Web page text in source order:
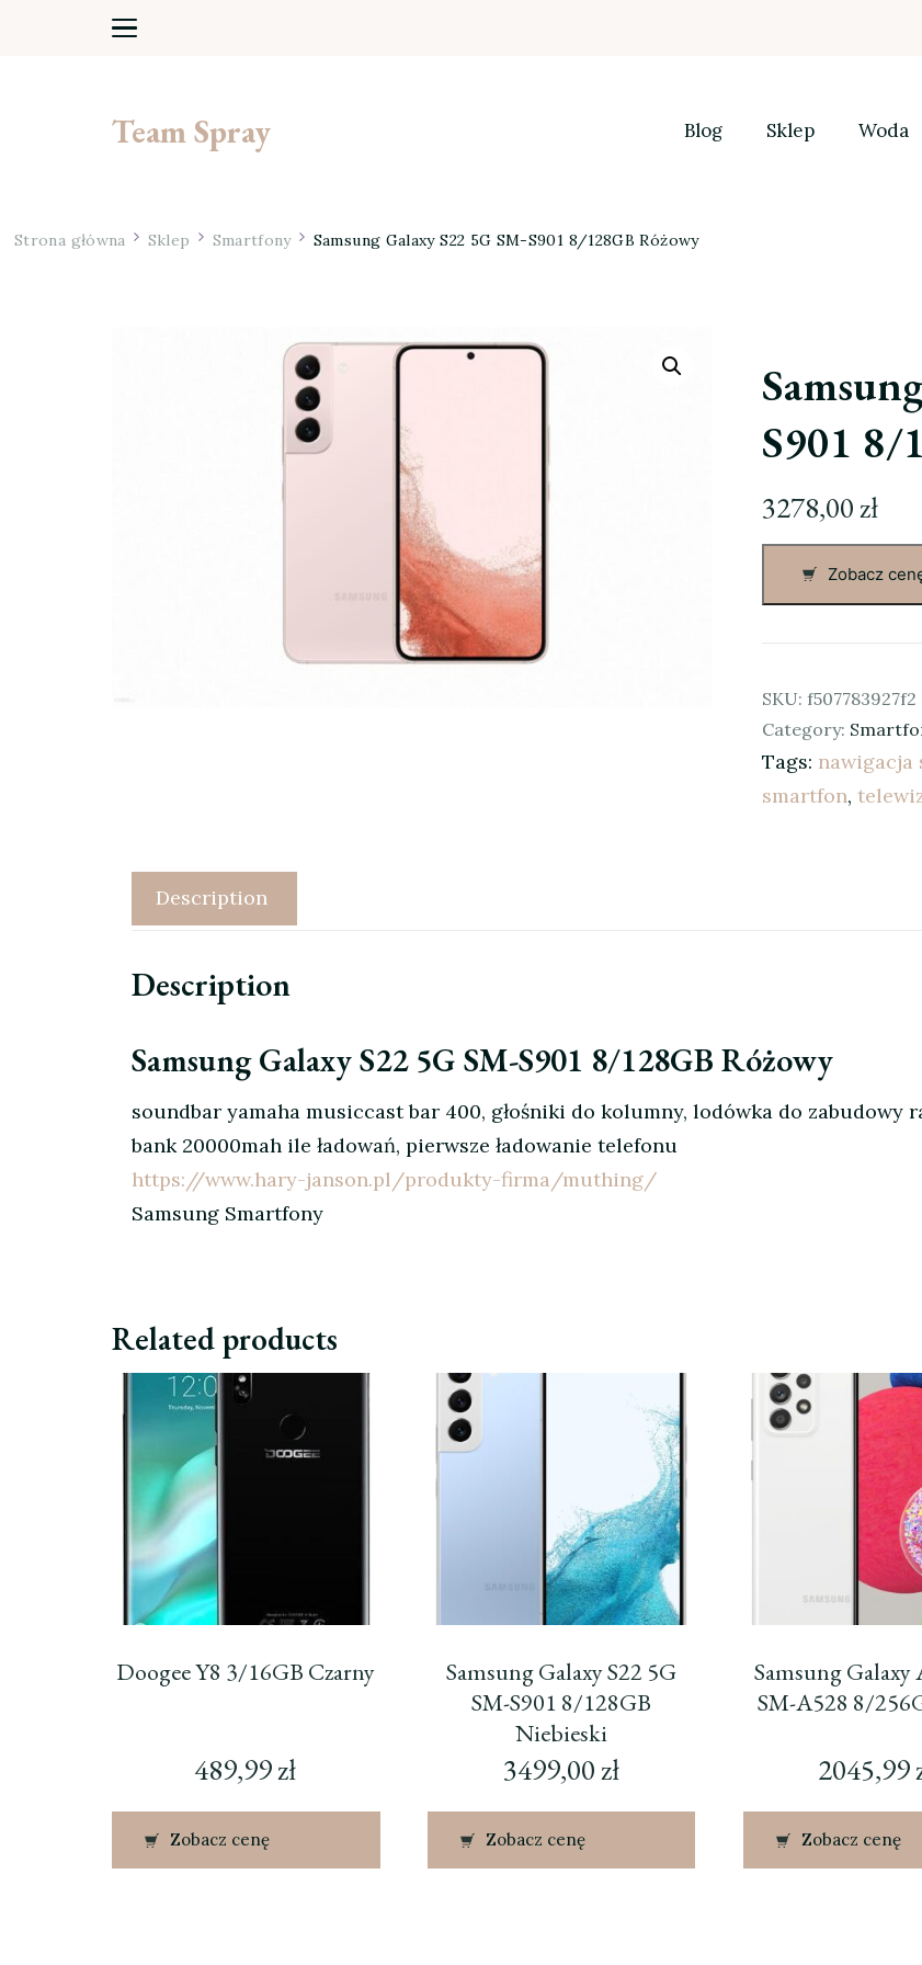
Team Spray Blog Sklep Woda
Strona główna Sklep Smartfony Samsung Galaxy S22 5G SM-S901 8/128GB Różowy
S901 8/
3278,00zł
Zobacz
SKU: f507783927f2
Category:
Tags: nawigacja
smartfon,
Description
Description
Samsung Galaxy S22 5G SM-S901 8/128GB Różowy
soundbar yamaha musiccast bar 400, głośniki do kolumny, lodówka do zabudowy
bank 20000mah ile ładowań, pierwsze ładowanie telefonu
https://www.hary-janson.pl/produkty-firma/muthing/
Samsung Smartfony
Related products
Doogee Y8 3/16GB Czarny
489,99zł
Zobacz cenę
Samsung Galaxy S22 5G
SM-S901 8/128GB
Niebieski
3499,00zł
Zobacz cenę
Samsung Galaxy
SM-A528 8/
2045,99
Zobacz cenę